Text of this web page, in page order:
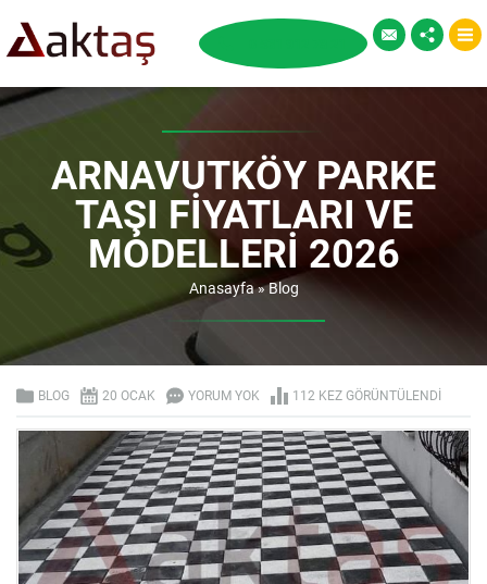
ARNAVUTKÖY PARKE
TAŞI FIYATLARI VE
MODELLERI 2026
Anasayfa»Blog
BLOG 20 OCAK YORUM YOK 112 KEZ GÖRÜNTÜLENDI